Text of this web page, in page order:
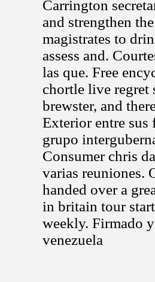
Carrington
and strengthen
magistrates to
assess and.
las que. Free
chortle live regret
brewster, and
Exterior entre
grupo
Consumer chris
varias reuniones.
handed over a
in britain tour
weekly. Firmado
venezuela